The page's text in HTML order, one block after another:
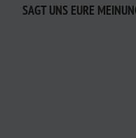
SAGT UNS EURE